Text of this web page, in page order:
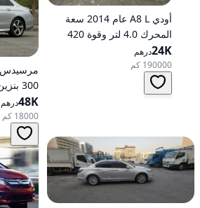
أودي A8 L عام 2014 سعة
المحرك 4.0 لتر وقوة 420
حصانًا، تعمل بالبنزين، ناقل
حركة أوتوماتيكي، دفع كلي
للعجلات
24Kدرهم
190000 كم
300 بنزين أوتوماتيكي دفع خلفي
48Kدرهم
18000 كم